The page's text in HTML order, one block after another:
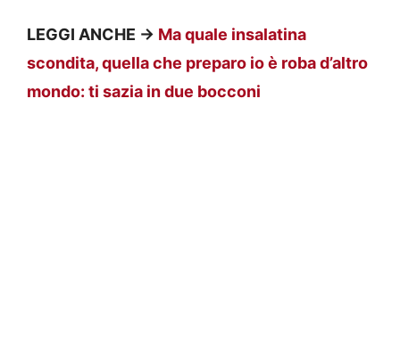
LEGGI ANCHE -> Ma quale insalatina
scondita, quella che preparo io è roba d’altro
mondo: ti sazia in due bocconi